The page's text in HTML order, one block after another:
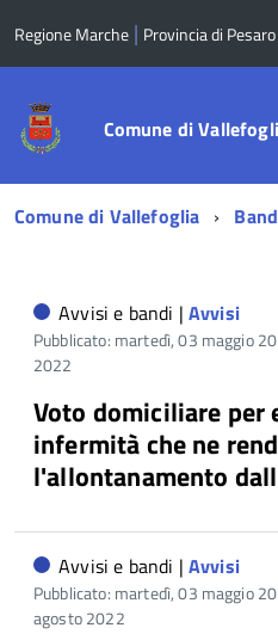
Regione Marche | Provincia di
Comune di
Menu
di
Comune di Vallefoglia
Avvisi e bandi | Avvisi
Pubblicato: martedì, 03 maggio
2022
Voto domiciliare
infermità che ne
l'allontanamento
Avvisi e bandi | Avvisi
Pubblicato: martedì, 03 maggio
agosto 2022